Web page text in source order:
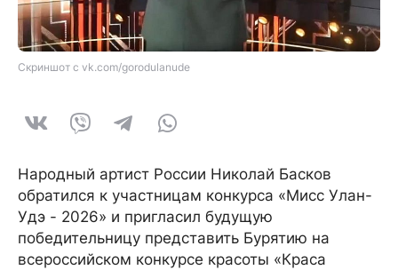
Скриншот с vk.com/gorodulanude
Народный артист России Николай Басков
обратился к участницам конкурса «Мисс Улан-
Удэ - 2026» и пригласил будущую
победительницу представить Бурятию на
всероссийском конкурсе красоты «Краса